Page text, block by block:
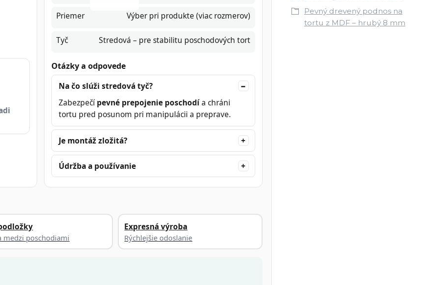
Priemer Výber pri produkte (viac rozmerov)
Tyč Stredová – pre stabilitu poschodových tort
Otázky a odpovede
Na čo slúži stredová tyč?
Zabezpečí pevné prepojenie poschodía chráni
tortu pred posunom pri manipulácii a preprave.
Je montáž zložitá?
Údržba a používanie
medzi poschodiami
Expresná výroba
Rýchlejšie odoslanie
Pevný drevený podnos na
tortu z MDF – hrubý 8 mm